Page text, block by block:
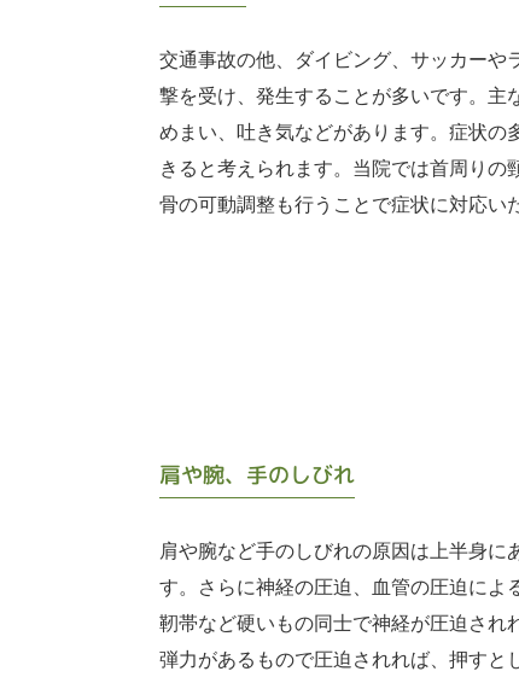
交通事故の他、ダイビング、サッカーや
撃を受け、発生することが多いです。主
めまい、吐き気などがあります。症状の
きると考えられます。当院では首周り
骨の可動調整も行うことで症状に対応い
肩や腕、手のしびれ
肩や腕など手のしびれの原因は上半身に
す。さらに神経の圧迫、血管の圧迫によ
靭帯など硬いもの同士で神経が圧迫され
弾力があるもので圧迫されれば、押すと